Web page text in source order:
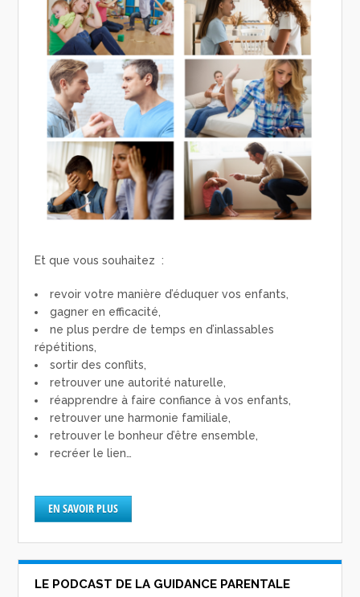
Et que vous souhaitez :
revoir votre manière d’éduquer vos enfants,
gagner en efficacité,
ne plus perdre de temps en d’inlassables
répétitions,
sortir des conflits,
retrouver une autorité naturelle,
réapprendre à faire confiance à vos enfants,
retrouver une harmonie familiale,
retrouver le bonheur d’être ensemble,
recréer le lien…
EN SAVOIR PLUS
LE PODCAST DE LA GUIDANCE PARENTALE